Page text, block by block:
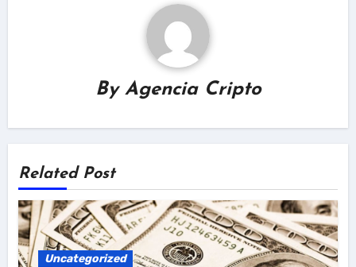
By Agencia Cripto
Related Post
Uncategorized